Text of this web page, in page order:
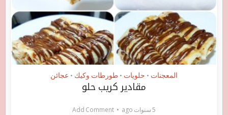
المعجنات • حلويات • طورطات وكيك • عجائن
مقادير كريب حلو
5 سنوات ago Add Comment